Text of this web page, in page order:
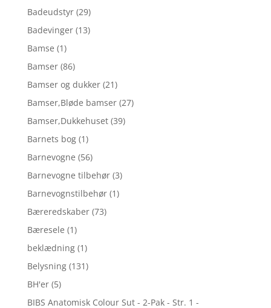
Badeudstyr (29)
Badevinger (13)
Bamse (1)
Bamser (86)
Bamser og dukker (21)
Bamser,Bløde bamser (27)
Bamser,Dukkehuset (39)
Barnets bog (1)
Barnevogne (56)
Barnevogne tilbehør (3)
Barnevognstilbehør (1)
Bæreredskaber (73)
Bæresele (1)
beklædning (1)
Belysning (131)
BH'er (5)
BIBS Anatomisk Colour Sut - 2-Pak - Str. 1 -